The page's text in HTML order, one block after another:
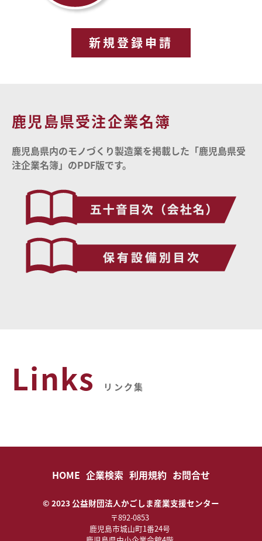
新規登録申請
鹿児島県受注企業名簿
鹿児島県内のモノづくり製造業を掲載した「鹿児島県受
注企業名簿」のPDF版です。
Links リンク集
© 2023 公益財団法人かごしま産業支援センター
〒892-0853
鹿児島市城山町1番24号
HOME 企業検索 利用規約 お問合せ